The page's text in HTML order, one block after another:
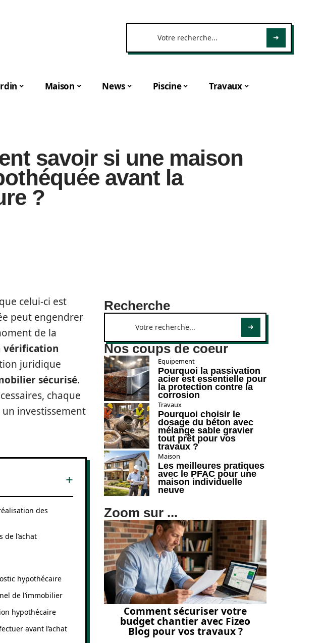
Maison News Piscine Travaux
savoir si une maison
avant la
?
celui-ci est
peut engendrer
de la
vérification
juridique
sécurisé.
chaque
investissement
des
de l’achat
hypothécaire
de l’immobilier
hypothécaire
avant l’achat
Recherche
Nos coups de coeur
Equipement
Pourquoi la passivation
acier est essentielle pour
la protection contre la
corrosion
Travaux
Pourquoi choisir le
dosage du béton avec
mélange sable gravier
tout prêt pour vos
travaux ?
Maison
Les meilleures pratiques
avec le PFAC pour une
maison individuelle
neuve
Zoom sur ...
Comment sécuriser votre
budget chantier avec Fizeo
Blog pour vos travaux ?